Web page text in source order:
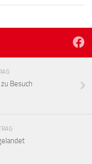
Besuch